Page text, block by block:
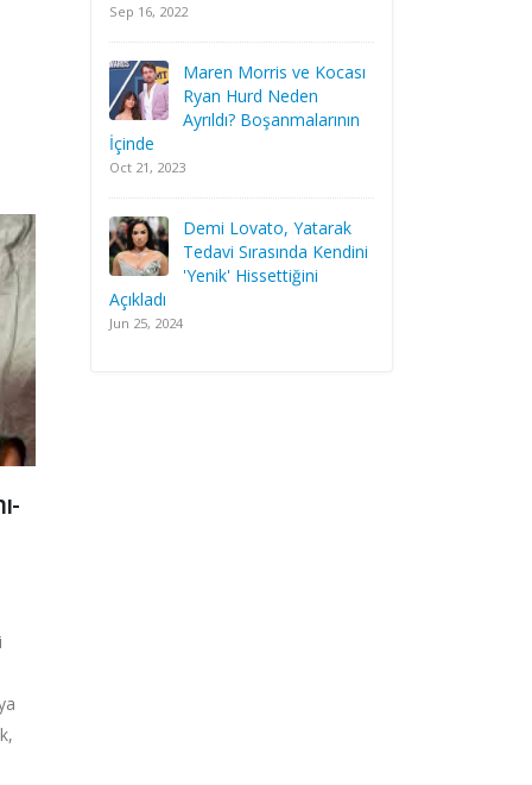
Sep 16, 2022
Maren Morris ve Kocası
Ryan Hurd Neden
Ayrıldı? Boşanmalarının
İçinde
Oct 21, 2023
Demi Lovato, Yatarak
Tedavi Sırasında Kendini
'Yenik' Hissettiğini
Açıkladı
Jun 25, 2024